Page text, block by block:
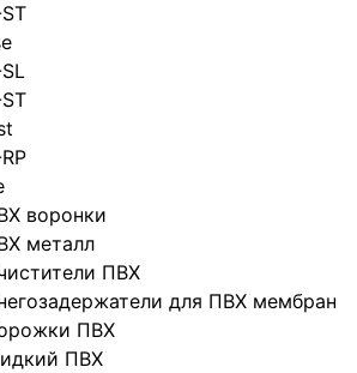
воронки
металл
ПВХ
для ПВХ мембран
ПВХ
ПВХ